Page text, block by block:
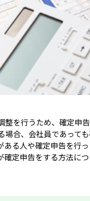
整を行うため、確定申
場合、会社員であって
ある人や確定申告を行
定申告をする方法に